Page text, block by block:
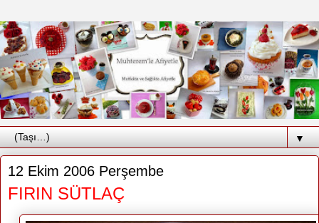
▼
12 Ekim 2006 Perşembe
FIRIN SÜTLAÇ